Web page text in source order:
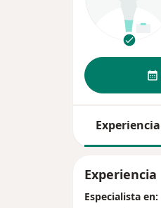
Experiencia
Experiencia
Especialista en: